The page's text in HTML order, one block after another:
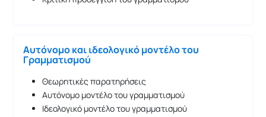
Αυτόνομο και ιδεολογικό μοντέλο του
Γραμματισμού
Θεωρητικές παρατηρήσεις
Αυτόνομο μοντέλο του γραμματισμού
Ιδεολογικό μοντέλο του γραμματισμού